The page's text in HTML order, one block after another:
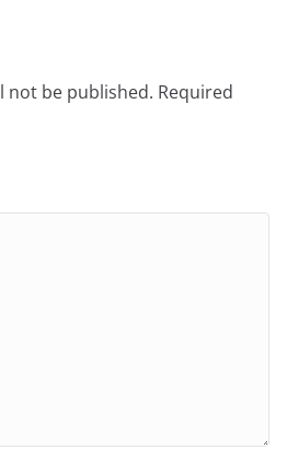
not be published. Required